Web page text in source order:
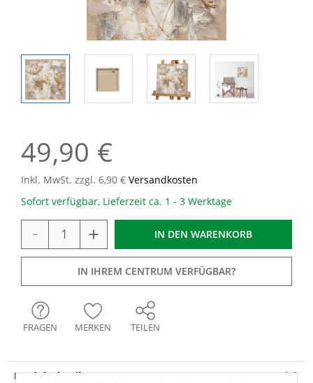
49,90 €
Inkl. MwSt. zzgl. 6,90 € Versandkosten
Sofort verfügbar, Lieferzeit ca. 1 - 3 Werktage
- + IN DEN WARENKORB
IN IHREM CENTRUM VERFÜGBAR?
FRAGEN MERKEN TEILEN
Produktdetails